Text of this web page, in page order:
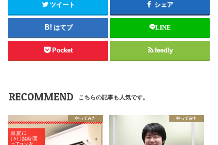
ツイート シェア
はてブ LINE
Pocket feedly
RECOMMEND こちらの記事も人気です。
やってみた やってみた